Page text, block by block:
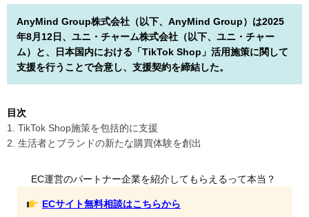
AnyMind Group株式会社（以下、AnyMind Group）は2025
年8月12日、ユニ・チャーム株式会社（以下、ユニ・チャー
ム）と、日本国内における「TikTok Shop」活用施策に関して
支援を行うことで合意し、支援契約を締結した。
目次
1. TikTok Shop施策を包括的に支援
2. 生活者とブランドの新たな購買体験を創出
EC運営のパートナー企業を紹介してもらえるって本当？
ECサイト無料相談はこちらから